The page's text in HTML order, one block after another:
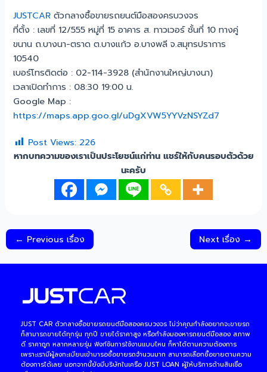
JUSTCAR ตัวกลางซื้อขายรถยนต์มือสองครบวงจร
ที่ตั้ง : เลขที่ 12/555 หมู่ที่ 15 อาคาร ส. ทาวเวอร์ ชั้นที่ 10 ทางคู่
ขนาน ถ.บางนา-ตราด ต.บางแก้ว อ.บางพลี จ.สมุทรปราการ
10540
เบอร์โทรติดต่อ : 02-114-3928 (สำนักงานใหญ่บางนา)
เวลาเปิดทำการ : 08:30 19:00 น.
Google Map :
https://maps.app.goo.gl/uDgXVW5YYVzNSYZd7
Post Views: 226
หากบทความของเราเป็นประโยชน์แก่ท่าน แชร์ให้กับคนรอบตัวด้วย
นะครับ
← Previous เรื่อง Next เรื่อง →
JUST CAR ตัวกลางซื้อขายรถยนต์มือสองครบวงจร ไม่ว่าคุณกำลังอยากจะขายรถ
ก็สามารถขายได้ทุกรุ่น ทุกปี ขายได้ราคาสูง หรือกำลังมองหารถยนต์มือสอง สภาพ
ดี ราคาถูก หลากหลายรุ่น ฟังก์ชันการใช้งานแบบไหน ก็หาได้ตามความต้องการ
เพราะเรามีผู้ลงทะเบียนเข้ามารอซื้อขายรถจำนวนมาก สามารถเลือกซื้อขายตามความ
ต้องการได้เลย นอกจากนี้ยังมีบริษัทในเครือ JUST LOAN ผูัให้บริการด้านสินเชื่อ